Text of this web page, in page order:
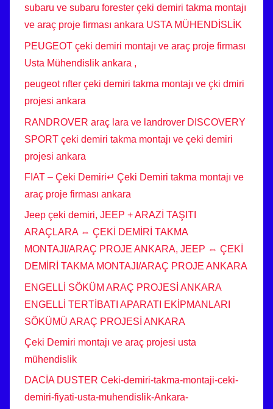
subaru ve subaru forester çeki demiri takma montajı
ve araç proje firması ankara USTA MÜHENDİSLİK
PEUGEOT çeki demiri montajı ve araç proje firması
Usta Mühendislik ankara ,
peugeot rıfter çeki demiri takma montajı ve çki dmiri
projesi ankara
RANDROVER araç lara ve landrover DISCOVERY
SPORT çeki demiri takma montajı ve çeki demiri
projesi ankara
FIAT – Çeki Demiri↵ Çeki Demiri takma montajı ve
araç proje firması ankara
Jeep çeki demiri, JEEP + ARAZİ TAŞITI
ARAÇLARA ⇔ ÇEKİ DEMİRİ TAKMA
MONTAJI/ARAÇ PROJE ANKARA, JEEP ⇔ ÇEKİ
DEMİRİ TAKMA MONTAJI/ARAÇ PROJE ANKARA
ENGELLİ SÖKÜM ARAÇ PROJESİ ANKARA
ENGELLİ TERTİBATI APARATI EKİPMANLARI
SÖKÜMÜ ARAÇ PROJESİ ANKARA
Çeki Demiri montajı ve araç projesi usta
mühendislik
DACİA DUSTER Ceki-demiri-takma-montaji-ceki-
demiri-fiyati-usta-muhendislik-Ankara-